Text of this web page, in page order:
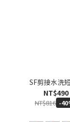
SF剪接水洗
NT$490
NT$816 -